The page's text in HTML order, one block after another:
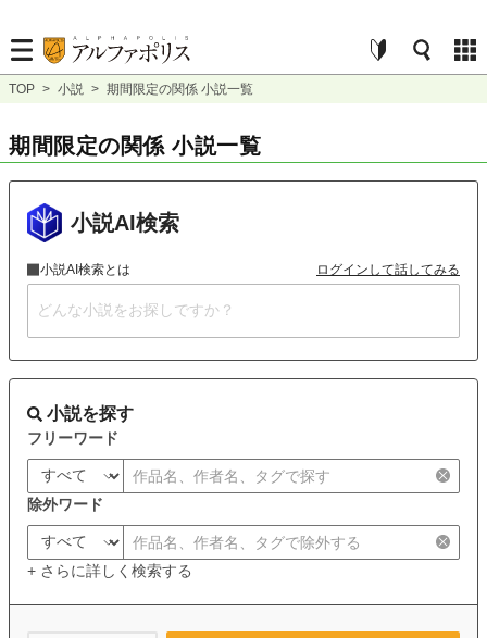
TOP > 小説 > 期間限定の関係 小説一覧
期間限定の関係 小説一覧
小説AI検索
小説AI検索とは ログインして話してみる
小説を探す
フリーワード
除外ワード
+ さらに詳しく検索する